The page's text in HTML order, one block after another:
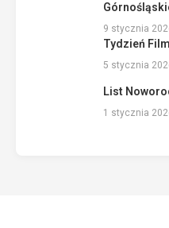
9 stycznia
Tydzień
5 stycznia
List
1 stycznia